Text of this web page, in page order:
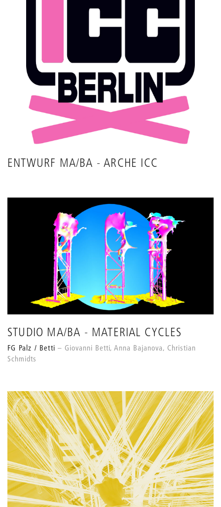
ENTWURF MA/BA - ARCHE ICC
STUDIO MA/BA - MATERIAL CYCLES
FG Palz / Betti
Giovanni Betti, Anna Bajanova, Christian
Schmidts